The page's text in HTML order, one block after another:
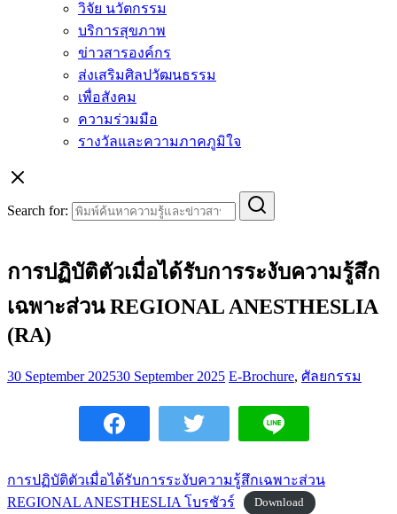
วิจัย นวัตกรรม
บริการสุขภาพ
ข่าวสารองค์กร
ส่งเสริมศิลปวัฒนธรรม
เพื่อสังคม
ความร่วมมือ
รางวัลและความภาคภูมิใจ
Search for:
การปฏิบัติตัวเมื่อได้รับการระงับความรู้สึก
เฉพาะส่วน REGIONAL ANESTHESLIA
(RA)
30 September 202530 September 2025 E-Brochure, ศัลยกรรม
การปฏิบัติตัวเมื่อได้รับการระงับความรู้สึกเฉพาะส่วน
REGIONAL ANESTHESLIA โบรชัวร์
Download